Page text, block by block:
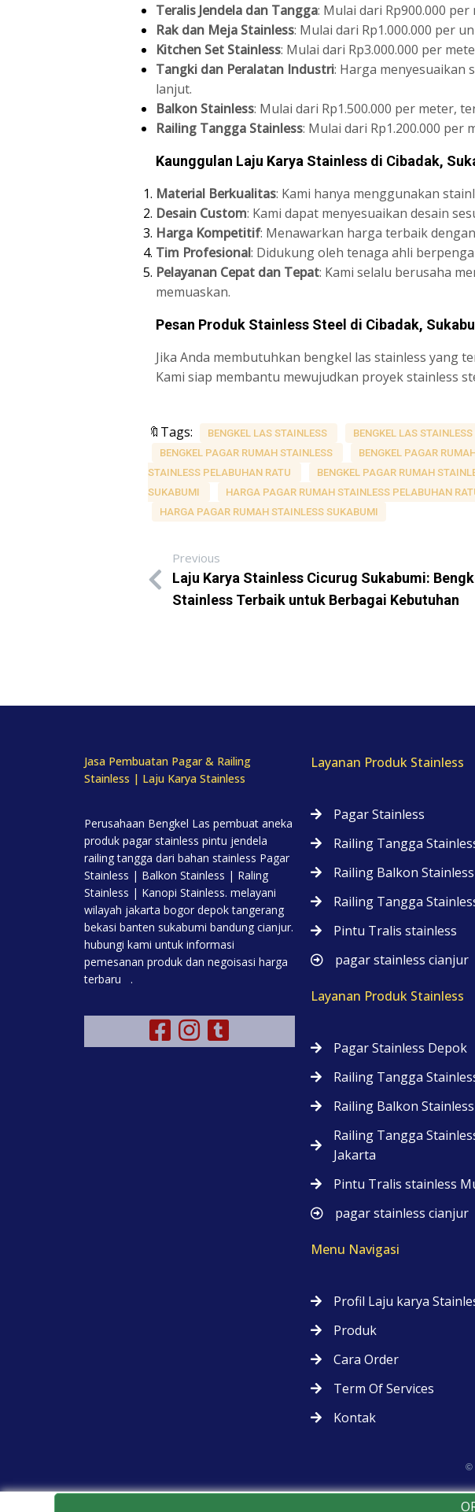
Teralis Jendela dan Tangga: Mulai dari Rp900.000
Rak dan Meja Stainless: Mulai dari Rp1.000.000 per
Kitchen Set Stainless: Mulai dari Rp3.000.000 per
Tangki dan Peralatan Industri: Harga menyesuaikan
lanjut.
Balkon Stainless: Mulai dari Rp1.500.000 per meter,
Railing Tangga Stainless: Mulai dari Rp1.200.000 per
Kaunggulan Laju Karya Stainless di Cibadak,
Material Berkualitas: Kami hanya menggunakan
Desain Custom: Kami dapat menyesuaikan desain
Harga Kompetitif: Menawarkan harga terbaik
Tim Profesional: Didukung oleh tenaga ahli
Pelayanan Cepat dan Tepat: Kami selalu berusaha
memuaskan.
Pesan Produk Stainless Steel di Cibadak,
Jika Anda membutuhkan bengkel las stainless yang
Kami siap membantu mewujudkan proyek stainless
🔖Tags: BENGKEL LAS STAINLESS
BENGKEL LAS
BENGKEL PAGAR RUMAH STAINLESS
BENGKEL PAGAR
STAINLESS PELABUHAN RATU
BENGKEL PAGAR RUMAH
SUKABUMI
HARGA PAGAR RUMAH STAINLESS PELABUHAN
HARGA PAGAR RUMAH STAINLESS SUKABUMI
Previous
Laju Karya Stainless Cicurug Sukabumi:
Stainless Terbaik untuk Berbagai Kebutuhan
Jasa Pembuatan Pagar & Railing
Stainless | Laju Karya Stainless
Perusahaan Bengkel Las pembuat aneka
produk pagar stainless pintu jendela
railing tangga dari bahan stainless Pagar
Stainless | Balkon Stainless | Raling
Stainless | Kanopi Stainless. melayani
wilayah jakarta bogor depok tangerang
bekasi banten sukabumi bandung cianjur.
hubungi kami untuk informasi
pemesanan produk dan negoisasi harga
terbaru .
Layanan Produk Stainless
Pagar Stainless
Railing Tangga
Railing Balkon Stainless
Railing Tangga
Pintu Tralis stainless
pagar stainless cianjur
Layanan Produk Stainless
Pagar Stainless Depok
Railing Tangga
Railing Balkon
Railing Tangga
Jakarta
Pintu Tralis stainless
pagar stainless cianjur
Menu Navigasi
Profil Laju karya
Produk
Cara Order
Term Of Services
Kontak
©